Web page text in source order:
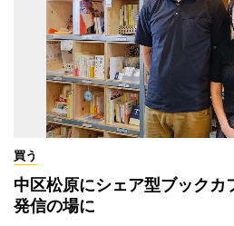
買う
中区松原にシェア型ブック
発信の場に